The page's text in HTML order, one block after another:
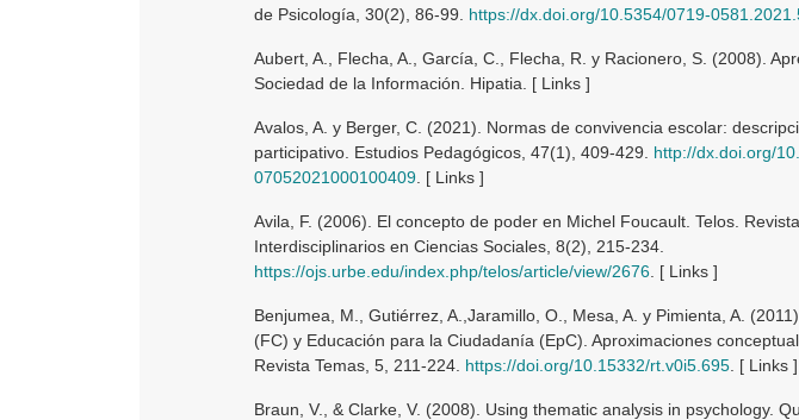
de Psicología, 30(2), 86-99. https://dx.doi.org/10.5354/0719-
Aubert, A., Flecha, A., García, C., Flecha, R. y Racionero, S. (2008).
Sociedad de la Información. Hipatia. [ Links ]
Avalos, A. y Berger, C. (2021). Normas de convivencia escolar:
participativo. Estudios Pedagógicos, 47(1), 409-429. http://dx.doi.org/
07052021000100409 . [ Links ]
Avila, F. (2006). El concepto de poder en Michel Foucault. Telos.
Interdisciplinarios en Ciencias Sociales, 8(2), 215-234.
https://ojs.urbe.edu/index.php/telos/article/view/2676 . [ Links ]
Benjumea, M., Gutiérrez, A.,Jaramillo, O., Mesa, A. y Pimienta, A.
(FC) y Educación para la Ciudadanía (EpC). Aproximaciones
Revista Temas, 5, 211-224. https://doi.org/10.15332/rt.v0i5.695 . [ Links ]
Braun, V., & Clarke, V. (2008). Using thematic analysis in psychology.